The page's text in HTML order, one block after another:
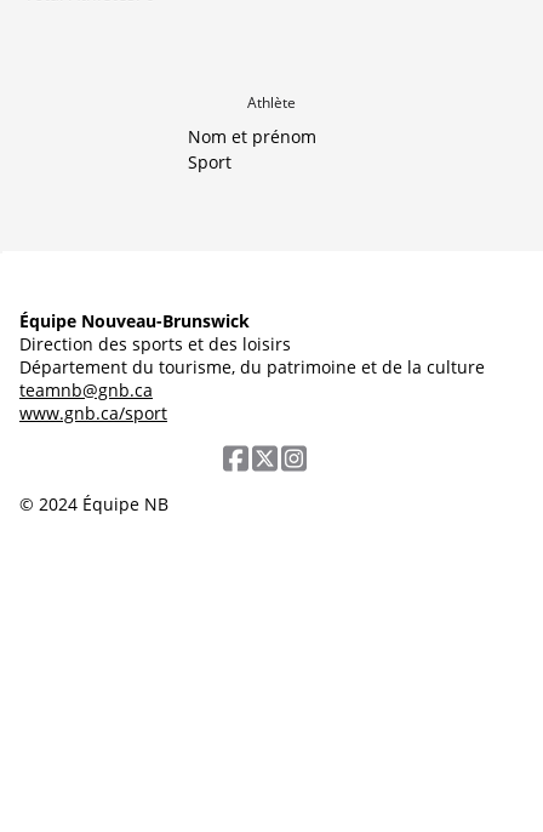
Athlète
Nom et prénom
Sport
Équipe Nouveau-Brunswick
Direction des sports et des loisirs
Département du tourisme, du patrimoine et de la culture
teamnb@gnb.ca
www.gnb.ca/sport
© 2024 Équipe NB